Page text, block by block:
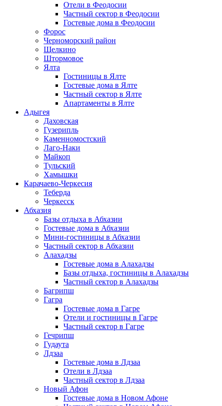
Отели в Феодосии
Частный сектор в Феодосии
Гостевые дома в Феодосии
Форос
Черноморский район
Щелкино
Штормовое
Ялта
Гостиницы в Ялте
Гостевые дома в Ялте
Частный сектор в Ялте
Апартаменты в Ялте
Адыгея
Даховская
Гузерипль
Каменномостский
Лаго-Наки
Майкоп
Тульский
Хамышки
Карачаево-Черкесия
Теберда
Черкесск
Абхазия
Базы отдыха в Абхазии
Гостевые дома в Абхазии
Мини-гостиницы в Абхазии
Частный сектор в Абхазии
Алахадзы
Гостевые дома в Алахадзы
Базы отдыха, гостиницы в Алахадзы
Частный сектор в Алахадзы
Багрипш
Гагра
Гостевые дома в Гагре
Отели и гостиницы в Гагре
Частный сектор в Гагре
Гечрипш
Гудаута
Лдзаа
Гостевые дома в Лдзаа
Отели в Лдзаа
Частный сектор в Лдзаа
Новый Афон
Гостевые дома в Новом Афоне